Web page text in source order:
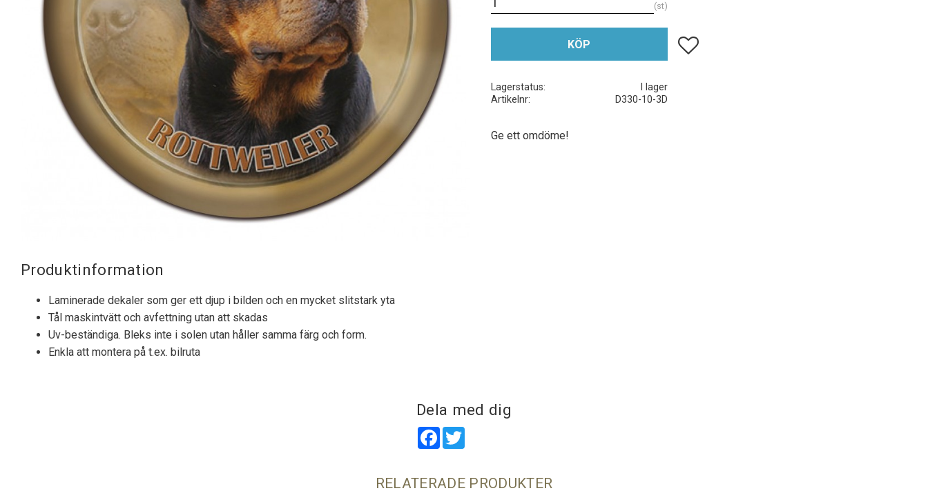
st
KÖP Lägg till i favoriter
Lagerstatus
I lager
Artikelnr
D330-10-3D
Ge ett omdöme!
Produktinformation
Laminerade dekaler som ger ett djup i bilden och en mycket slitstark yta
Tål maskintvätt och avfettning utan att skadas
Uv-beständiga. Bleks inte i solen utan håller samma färg och form.
Enkla att montera på t.ex. bilruta
Dela med dig
Facebook
RELATERADE PRODUKTER